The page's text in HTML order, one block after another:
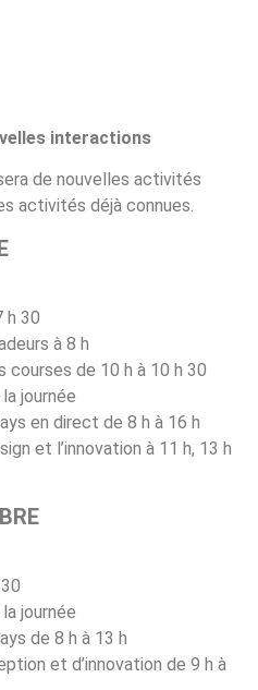
interactions
de nouvelles activités
activités déjà connues.
h 30
à 8 h
courses de 10 h à 10 h 30
journée
en direct de 8 h à 16 h
et l’innovation à 11 h, 13 h
journée
de 8 h à 13 h
et d’innovation de 9 h à